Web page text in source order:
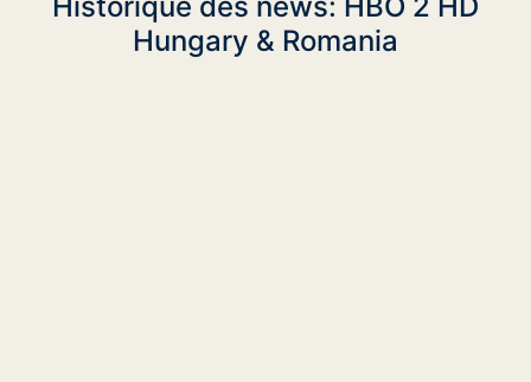
Hungary & Romania